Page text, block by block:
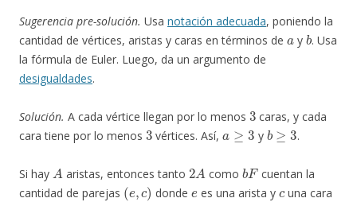
Sugerencia pre-solución. Usa notación adecuada, poniendo la
cantidad de vértices, aristas y caras en términos de
a
y
b
. Usa
la fórmula de Euler. Luego, da un argumento de
desigualdades.
Solución. A cada vértice llegan por lo menos
3
caras, y cada
cara tiene por lo menos
3
vértices. Así,
a≥3
y
b≥3
.
Si hay
A
aristas, entonces tanto
2 A
como
bF
cuentan la
cantidad de parejas
(e,c)
donde
e
es una arista y
c
una cara